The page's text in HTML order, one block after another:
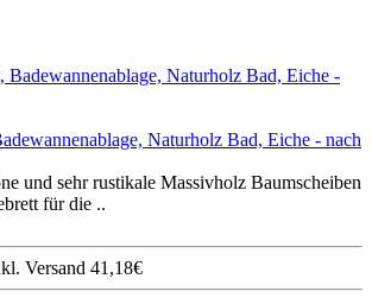
Naturholz Bad, Eiche - nach
und sehr rustikale Massivholz Baumscheiben
für die ..
Versand 41,18€